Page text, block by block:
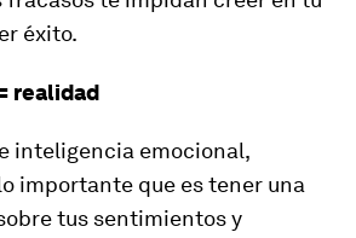
éxito.
realidad
inteligencia emocional,
importante que es tener una
tus sentimientos y